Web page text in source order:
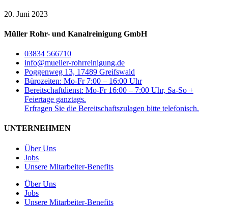
20. Juni 2023
Müller Rohr- und Kanalreinigung GmbH
03834 566710
info@mueller-rohrreinigung.de
Poggenweg 13, 17489 Greifswald
Bürozeiten: Mo-Fr 7:00 – 16:00 Uhr
Bereitschaftdienst: Mo-Fr 16:00 – 7:00 Uhr, Sa-So +
Feiertage ganztags.
Erfragen Sie die Bereitschaftszulagen bitte telefonisch.
UNTERNEHMEN
Über Uns
Jobs
Unsere Mitarbeiter-Benefits
Über Uns
Jobs
Unsere Mitarbeiter-Benefits